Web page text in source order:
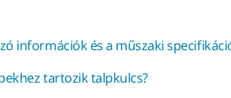
információk és a műszaki
tartozik talpkulcs?